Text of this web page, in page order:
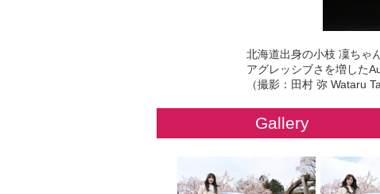
北海道出身の小枝 凜ちゃ
アグレッシブさを増した
（撮影：田村 弥 Wataru
Gallery